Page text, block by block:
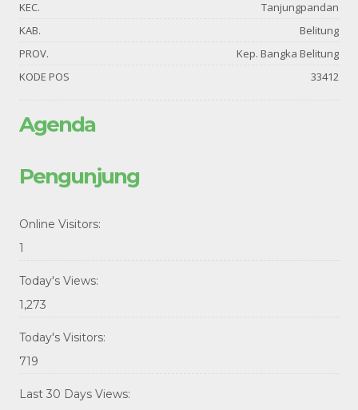
KEC.
Tanjungpandan
KAB.
Belitung
PROV.
Kep. Bangka Belitung
KODE POS
33412
Agenda
Pengunjung
Online Visitors:
1
Today's Views:
1,273
Today's Visitors:
719
Last 30 Days Views: